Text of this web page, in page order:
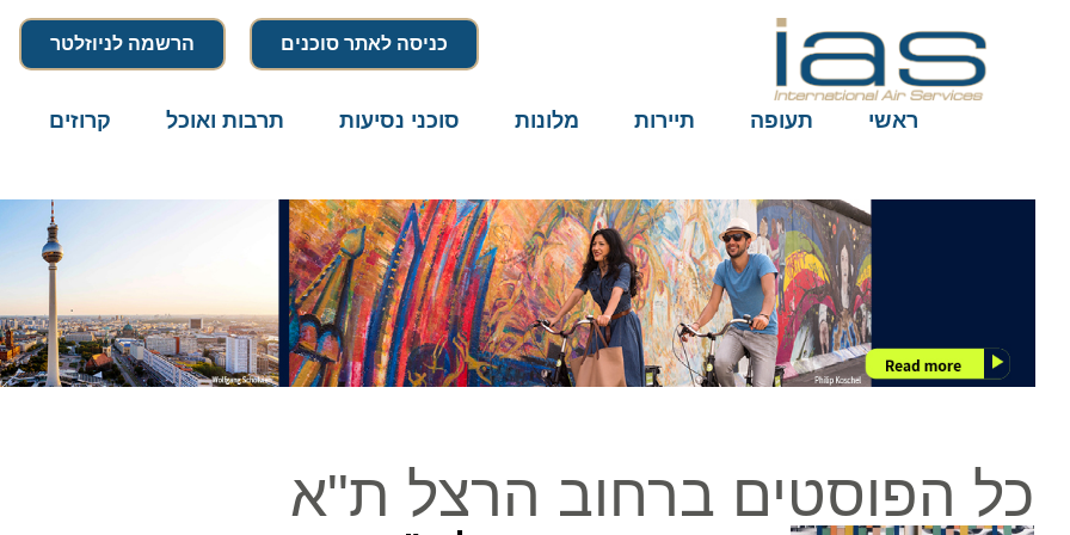
כניסה לאתר סוכנים הרשמה לניוזלטר
ראשי תעופה תיירות מלונות סוכני נסיעות תרבות ואוכל קרוזים
כל הפוסטים ברחוב הרצל ת"א